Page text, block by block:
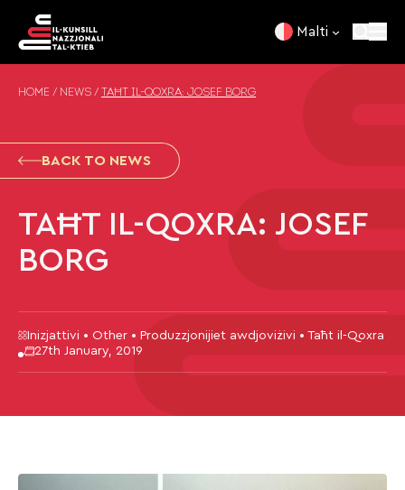
Malti
HOME / NEWS / TAĦT IL-QOXRA: JOSEF BORG
BACK TO NEWS
TAĦT IL-QOXRA: JOSEF
BORG
Inizjattivi • Other • Produzzjonijiet awdjoviżivi • Taħt il-Qoxra
27th January, 2019